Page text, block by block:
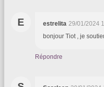
E estrelita 29/01/2024
bonjour Tiot , je
Répondre